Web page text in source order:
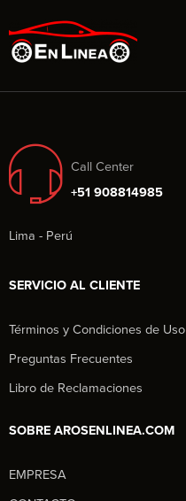
Call Center
+51 908814985
Lima - Perú
SERVICIO AL CLIENTE
Términos y Condiciones de Uso
Preguntas Frecuentes
Libro de Reclamaciones
SOBRE AROSENLINEA.COM
EMPRESA